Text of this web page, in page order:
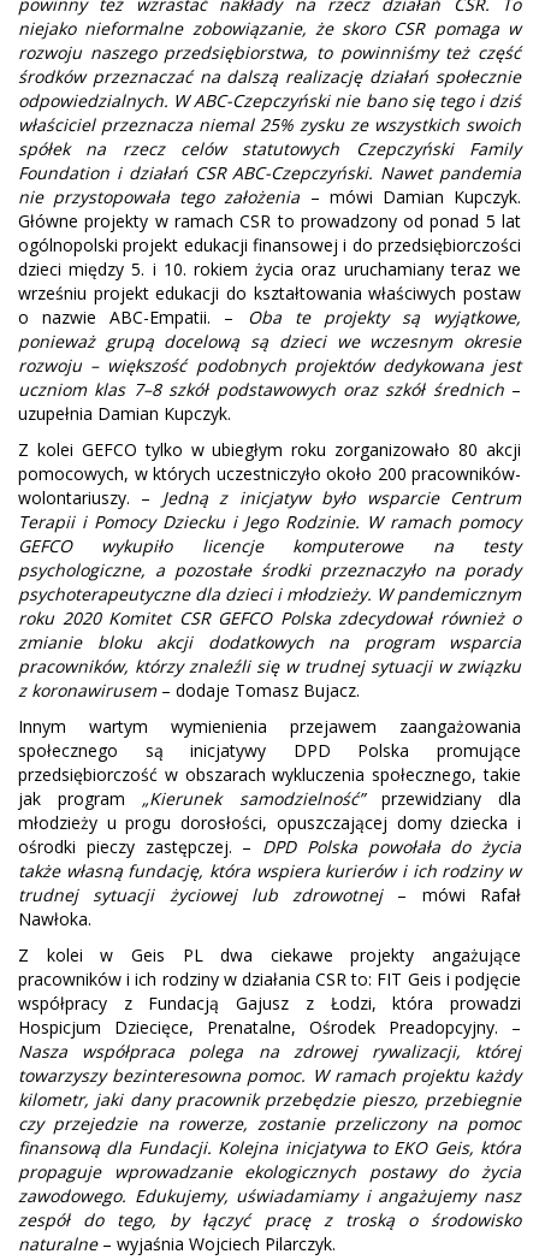
niejako nieformalne zobowiązanie, że skoro CSR pomaga w
rozwoju naszego przedsiębiorstwa, to powinniśmy też część
środków przeznaczać na dalszą realizację działań społecznie
odpowiedzialnych. W ABC-Czepczyński nie bano się tego i dziś
właściciel przeznacza niemal 25% zysku ze wszystkich swoich
spółek na rzecz celów statutowych Czepczyński Family
Foundation i działań CSR ABC-Czepczyński. Nawet pandemia
nie przystopowała tego założenia – mówi Damian Kupczyk.
Główne projekty w ramach CSR to prowadzony od ponad 5 lat
ogólnopolski projekt edukacji finansowej i do przedsiębiorczości
dzieci między 5. i 10. rokiem życia oraz uruchamiany teraz we
wrześniu projekt edukacji do kształtowania właściwych postaw
o nazwie ABC-Empatii. – Oba te projekty są wyjątkowe,
ponieważ grupą docelową są dzieci we wczesnym okresie
rozwoju – większość podobnych projektów dedykowana jest
uczniom klas 7–8 szkół podstawowych oraz szkół średnich–
uzupełnia Damian Kupczyk.
Z kolei GEFCO tylko w ubiegłym roku zorganizowało 80 akcji
pomocowych, w których uczestniczyło około 200 pracowników-
wolontariuszy. – Jedną z inicjatyw było wsparcie Centrum
Terapii i Pomocy Dziecku i Jego Rodzinie. W ramach pomocy
GEFCO wykupiło licencje komputerowe na testy
psychologiczne, a pozostałe środki przeznaczyło na porady
psychoterapeutyczne dla dzieci i młodzieży. W pandemicznym
roku 2020 Komitet CSR GEFCO Polska zdecydował również o
zmianie bloku akcji dodatkowych na program wsparcia
pracowników, którzy znaleźli się w trudnej sytuacji w związku
z koronawirusem– dodaje Tomasz Bujacz.
Innym wartym wymienienia przejawem zaangażowania
społecznego są inicjatywy DPD Polska promujące
przedsiębiorczość w obszarach wykluczenia społecznego, takie
jak program „Kierunek samodzielność”przewidziany dla
młodzieży u progu dorosłości, opuszczającej domy dziecka i
ośrodki pieczy zastępczej. – DPD Polska powołała do życia
także własną fundację, która wspiera kurierów i ich rodziny w
trudnej sytuacji życiowej lub zdrowotnej– mówi Rafał
Nawłoka.
Z kolei w Geis PL dwa ciekawe projekty angażujące
pracowników i ich rodziny w działania CSR to: FIT Geis i podjęcie
współpracy z Fundacją Gajusz z Łodzi, która prowadzi
Hospicjum Dziecięce, Prenatalne, Ośrodek Preadopcyjny. –
Nasza współpraca polega na zdrowej rywalizacji, której
towarzyszy bezinteresowna pomoc. W ramach projektu każdy
kilometr, jaki dany pracownik przebędzie pieszo, przebiegnie
czy przejedzie na rowerze, zostanie przeliczony na pomoc
finansową dla Fundacji. Kolejna inicjatywa to EKO Geis, która
propaguje wprowadzanie ekologicznych postawy do życia
zawodowego. Edukujemy, uświadamiamy i angażujemy nasz
zespół do tego, by łączyć pracę z troską o środowisko
naturalne– wyjaśnia Wojciech Pilarczyk.